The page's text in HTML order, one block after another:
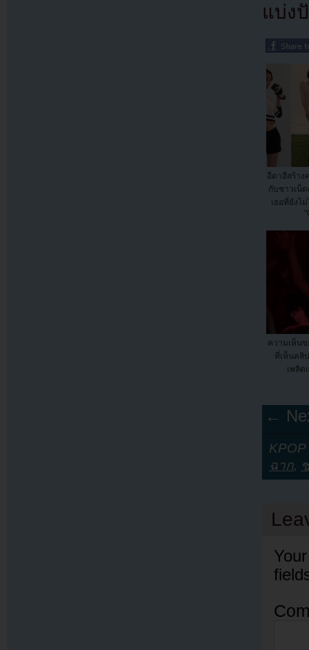
แบ่ง
อีดาฮีสร้าง
กับชาวเน็
เธอที่ยังไ
ความเห็นข
ที่เห็นคลิ
เพลิด
←
ฉาก,